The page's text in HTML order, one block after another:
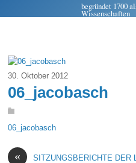
begründet 1700
Wissenschaften
30. Oktober 2012
06_jacobasch
06_jacobasch
«
SITZUNGSBERICHTE DER